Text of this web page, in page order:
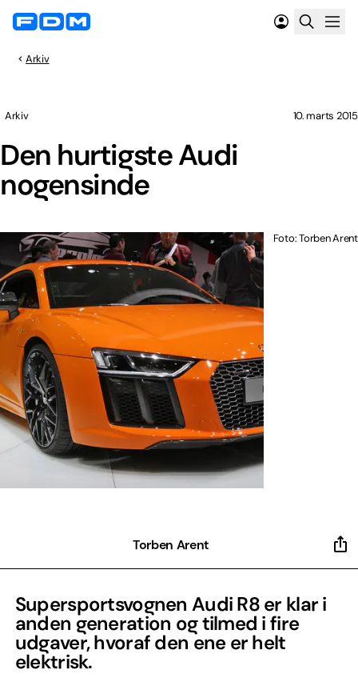
Arkiv
Den hurtigste Audi
nogensinde
Arkiv 10. marts 2015
Foto: Torben Arent
Torben Arent
Supersportsvognen Audi R8 er klar i
anden generation og tilmed i fire
udgaver, hvoraf den ene er helt
elektrisk.